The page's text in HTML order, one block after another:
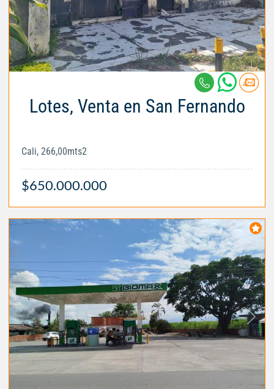
Lotes, Venta en San Fernando
Cali, 266,00mts2
$650.000.000